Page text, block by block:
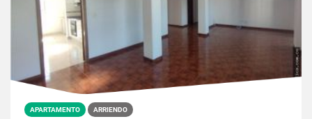
APARTAMENTO ARRIENDO